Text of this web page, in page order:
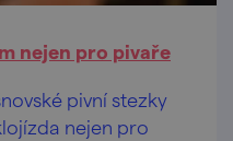
nejen pro pivaře
pivní stezky
nejen pro